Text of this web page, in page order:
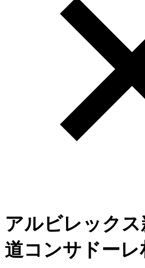
アルビレックス
道コンサドーレ